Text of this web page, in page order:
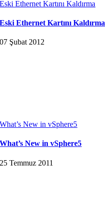
Eski Ethernet Kartını Kaldırma
Eski Ethernet Kartını Kaldırma
07 Şubat 2012
What’s New in vSphere5
What’s New in vSphere5
25 Temmuz 2011